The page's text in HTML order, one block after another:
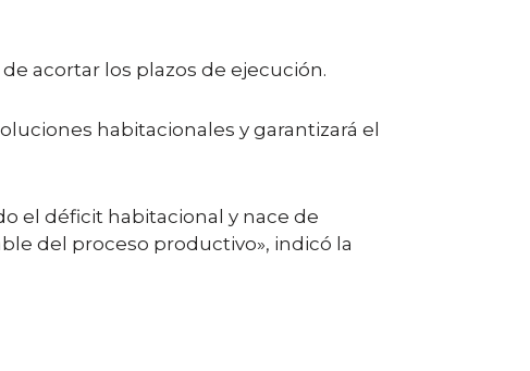
acortar los plazos de ejecución.
habitacionales y garantizará el
el déficit habitacional y nace de
del proceso productivo», indicó la